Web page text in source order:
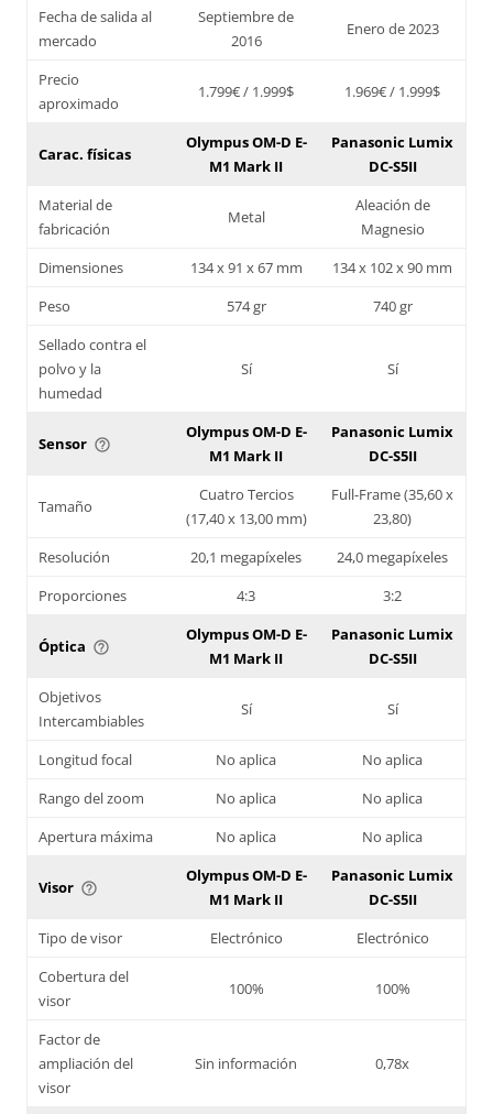
Fecha de salida al
mercado
Septiembre de
2016
Enero de 2023
Precio
aproximado
1.799€ / 1.999$ 1.969€ / 1.999$
Carac. físicas
Olympus OM-D E-
M1 Mark II
Panasonic Lumix
DC-S5II
Material de
fabricación
Metal
Aleación de
Magnesio
Dimensiones
134 x 91 x 67 mm
134 x 102 x 90 mm
Peso
574 gr
740 gr
Sellado contra el
polvo y la
humedad
Sí Sí
Sensor help_outline
Olympus OM-D E-
M1 Mark II
Panasonic Lumix
DC-S5II
Tamaño
Cuatro Tercios
(17,40 x 13,00 mm)
Full-Frame (35,60 x
23,80)
Resolución
20,1 megapíxeles
24,0 megapíxeles
Proporciones
4:3 3:2
Óptica help_outline
Olympus OM-D E-
M1 Mark II
Panasonic Lumix
DC-S5II
Objetivos
Intercambiables
Sí Sí
Longitud focal No aplica
No aplica
Rango del zoom
No aplica
No aplica
Apertura máxima
No aplica No aplica
Visor help_outline
Olympus OM-D E-
M1 Mark II
Panasonic Lumix
DC-S5II
Tipo de visor
Electrónico
Electrónico
Cobertura del
visor
100% 100%
Factor de
ampliación del
visor
Sin información 0,78x